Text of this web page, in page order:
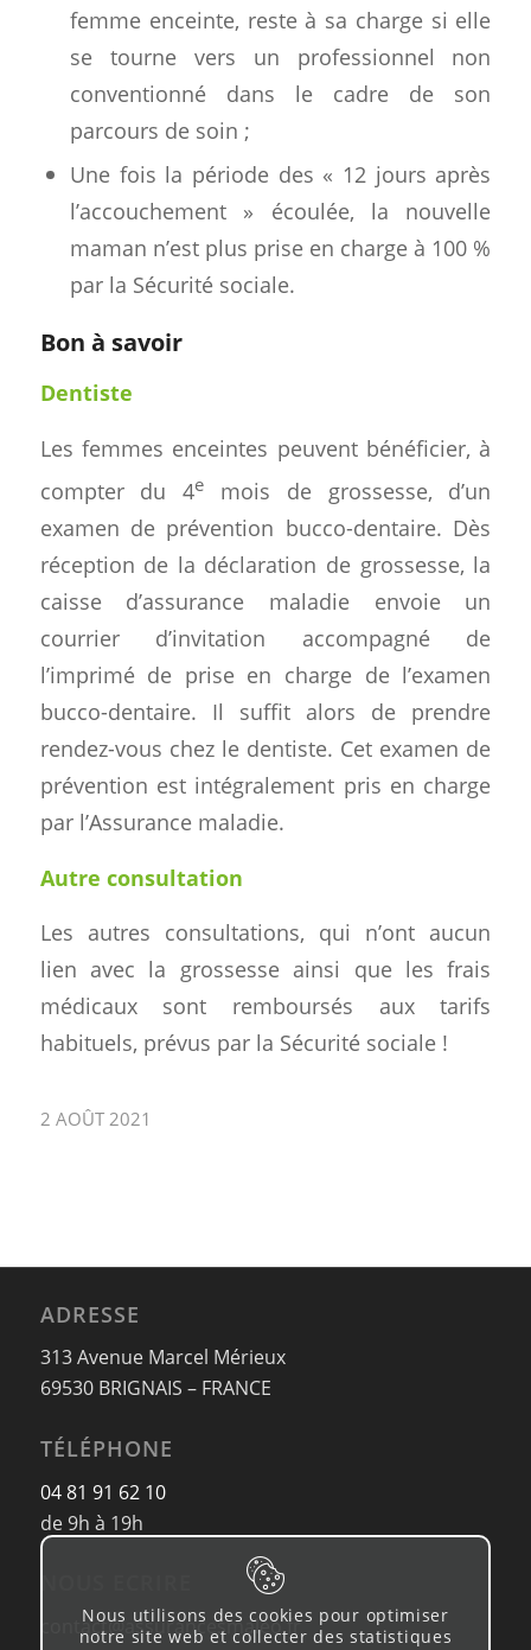
femme enceinte, reste à sa charge si elle
se tourne vers un professionnel non
conventionné dans le cadre de son
parcours de soin ;
Une fois la période des « 12 jours après
l’accouchement » écoulée, la nouvelle
maman n’est plus prise en charge à 100 %
par la Sécurité sociale.
Bon à savoir
Dentiste
Les femmes enceintes peuvent bénéficier, à
compter du 4e
mois de grossesse, d’un
examen de prévention bucco-dentaire. Dès
réception de la déclaration de grossesse, la
caisse d’assurance maladie envoie un
courrier d’invitation accompagné de
l’imprimé de prise en charge de l’examen
bucco-dentaire. Il suffit alors de prendre
rendez-vous chez le dentiste. Cet examen de
prévention est intégralement pris en charge
par l’Assurance maladie.
Autre consultation
Les autres consultations, qui n’ont aucun
lien avec la grossesse ainsi que les frais
médicaux sont remboursés aux tarifs
habituels, prévus par la Sécurité sociale !
2 AOÛT 2021
ADRESSE
313 Avenue Marcel Mérieux
69530 BRIGNAIS – FRANCE
TÉLÉPHONE
04 81 91 62 10
de 9h à 19h
contact@assurancesmaleo.fr
Nous utilisons des cookies pour optimiser
notre site web et collecter des statistiques